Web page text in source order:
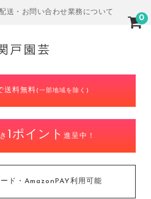
送・お問い合わせ業務について
送料無料(一部地域を除く)
1ポイント 進呈中！
ド・AmazonPAY利用可能
0